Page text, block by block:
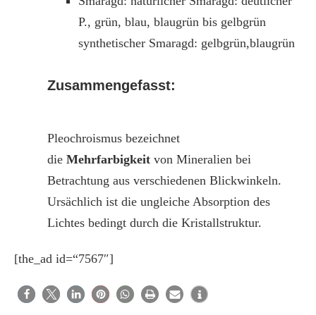
P., grün, blau, blaugrün bis gelbgrün
synthetischer Smaragd: gelbgrün,blaugrün
Zusammengefasst:
Pleochroismus bezeichnet
die Mehrfarbigkeit von Mineralien bei
Betrachtung aus verschiedenen Blickwinkeln.
Ursächlich ist die ungleiche Absorption des
Lichtes bedingt durch die Kristallstruktur.
[the_ad id=“7567″]